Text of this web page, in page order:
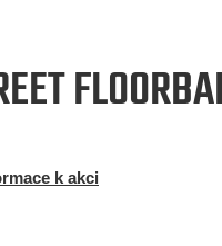
k akci